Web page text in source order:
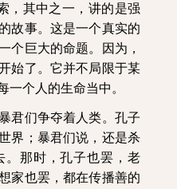
，其中之一，讲的是强
故事。这是一个真实的
个巨大的命题。因为，
始了。它并不局限于某
一个人的生命当中。
君们争夺着人类。孔子
界；暴君们说，还是杀
。那时，孔子也罢，老
家也罢，都在传播善的